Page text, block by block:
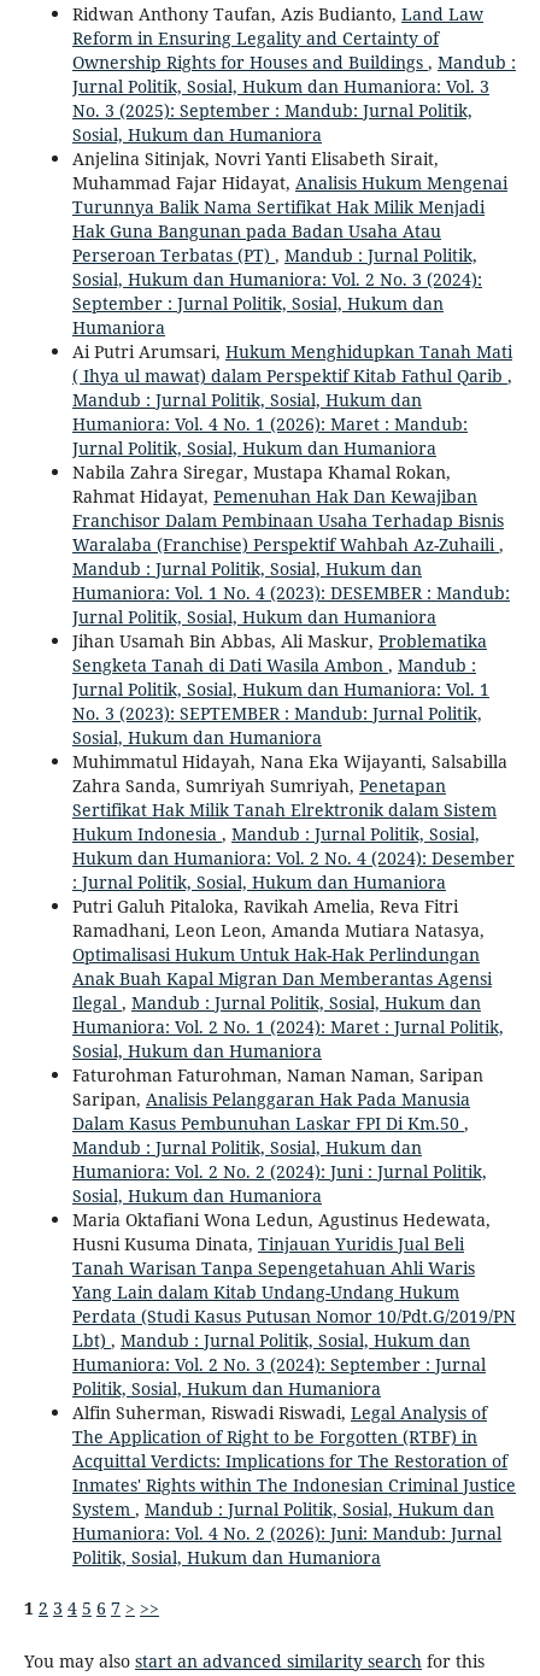
Ridwan Anthony Taufan, Azis Budianto, Land Law
Reform in Ensuring Legality and Certainty of
Ownership Rights for Houses and Buildings , Mandub :
Jurnal Politik, Sosial, Hukum dan Humaniora: Vol. 3
No. 3 (2025): September : Mandub: Jurnal Politik,
Sosial, Hukum dan Humaniora
Anjelina Sitinjak, Novri Yanti Elisabeth Sirait,
Muhammad Fajar Hidayat, Analisis Hukum Mengenai
Turunnya Balik Nama Sertifikat Hak Milik Menjadi
Hak Guna Bangunan pada Badan Usaha Atau
Perseroan Terbatas (PT) , Mandub : Jurnal Politik,
Sosial, Hukum dan Humaniora: Vol. 2 No. 3 (2024):
September : Jurnal Politik, Sosial, Hukum dan
Humaniora
Ai Putri Arumsari, Hukum Menghidupkan Tanah Mati
( Ihya ul mawat) dalam Perspektif Kitab Fathul Qarib ,
Mandub : Jurnal Politik, Sosial, Hukum dan
Humaniora: Vol. 4 No. 1 (2026): Maret : Mandub:
Jurnal Politik, Sosial, Hukum dan Humaniora
Nabila Zahra Siregar, Mustapa Khamal Rokan,
Rahmat Hidayat, Pemenuhan Hak Dan Kewajiban
Franchisor Dalam Pembinaan Usaha Terhadap Bisnis
Waralaba (Franchise) Perspektif Wahbah Az-Zuhaili,
Mandub : Jurnal Politik, Sosial, Hukum dan
Humaniora: Vol. 1 No. 4 (2023): DESEMBER : Mandub:
Jurnal Politik, Sosial, Hukum dan Humaniora
Jihan Usamah Bin Abbas, Ali Maskur, Problematika
Sengketa Tanah di Dati Wasila Ambon , Mandub :
Jurnal Politik, Sosial, Hukum dan Humaniora: Vol. 1
No. 3 (2023): SEPTEMBER : Mandub: Jurnal Politik,
Sosial, Hukum dan Humaniora
Muhimmatul Hidayah, Nana Eka Wijayanti, Salsabilla
Zahra Sanda, Sumriyah Sumriyah, Penetapan
Sertifikat Hak Milik Tanah Elrektronik dalam Sistem
Hukum Indonesia , Mandub : Jurnal Politik, Sosial,
Hukum dan Humaniora: Vol. 2 No. 4 (2024): Desember
: Jurnal Politik, Sosial, Hukum dan Humaniora
Putri Galuh Pitaloka, Ravikah Amelia, Reva Fitri
Ramadhani, Leon Leon, Amanda Mutiara Natasya,
Optimalisasi Hukum Untuk Hak-Hak Perlindungan
Anak Buah Kapal Migran Dan Memberantas Agensi
Ilegal , Mandub : Jurnal Politik, Sosial, Hukum dan
Humaniora: Vol. 2 No. 1 (2024): Maret : Jurnal Politik,
Sosial, Hukum dan Humaniora
Faturohman Faturohman, Naman Naman, Saripan
Saripan, Analisis Pelanggaran Hak Pada Manusia
Dalam Kasus Pembunuhan Laskar FPI Di Km.50 ,
Mandub : Jurnal Politik, Sosial, Hukum dan
Humaniora: Vol. 2 No. 2 (2024): Juni : Jurnal Politik,
Sosial, Hukum dan Humaniora
Maria Oktafiani Wona Ledun, Agustinus Hedewata,
Husni Kusuma Dinata, Tinjauan Yuridis Jual Beli
Tanah Warisan Tanpa Sepengetahuan Ahli Waris
Yang Lain dalam Kitab Undang-Undang Hukum
Perdata (Studi Kasus Putusan Nomor 10/Pdt.G/2019/PN
Lbt) , Mandub : Jurnal Politik, Sosial, Hukum dan
Humaniora: Vol. 2 No. 3 (2024): September : Jurnal
Politik, Sosial, Hukum dan Humaniora
Alfin Suherman, Riswadi Riswadi, Legal Analysis of
The Application of Right to be Forgotten (RTBF) in
Acquittal Verdicts: Implications for The Restoration of
Inmates' Rights within The Indonesian Criminal Justice
System , Mandub : Jurnal Politik, Sosial, Hukum dan
Humaniora: Vol. 4 No. 2 (2026): Juni: Mandub: Jurnal
Politik, Sosial, Hukum dan Humaniora
1 2 3 4 5 6 7 > >>
You may also start an advanced similarity searchfor this